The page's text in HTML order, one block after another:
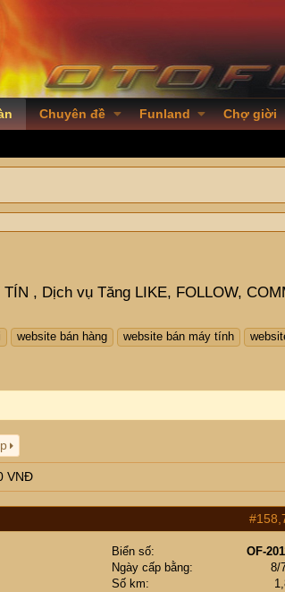
Chuyên đề Funland Chợ giời
, Dịch vụ Tăng LIKE, FOLLOW,
website bán hàng website bán máy tính
VNĐ
Biển số
OF-
Ngày cấp bằng
8/
Số km